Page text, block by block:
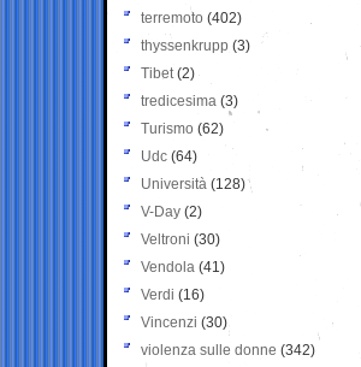
terremoto (402)
thyssenkrupp (3)
Tibet(2)
tredicesima (3)
Turismo (62)
Udc (64)
Università (128)
V-Day (2)
Veltroni (30)
Vendola (41)
Verdi (16)
Vincenzi (30)
violenza sulle donne (342)